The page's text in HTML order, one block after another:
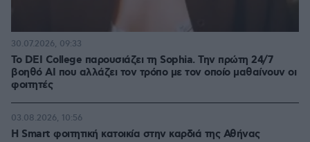
Το DEI College παρουσιάζει τη Sophia. Την πρώτη 24/7
βοηθό AI που αλλάζει τον τρόπο με τον οποίο μαθαίνουν οι
φοιτητές
30.07.2026, 09:33
Η Smart φοιτητική κατοικία στην καρδιά της Αθήνας
03.08.2026, 10:56